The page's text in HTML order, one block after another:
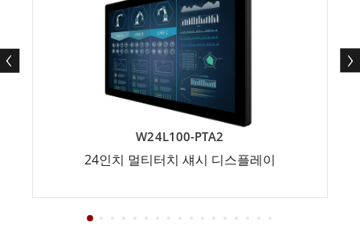
W24L100-PTA2
24인치 멀티터치 섀시 디스플레이